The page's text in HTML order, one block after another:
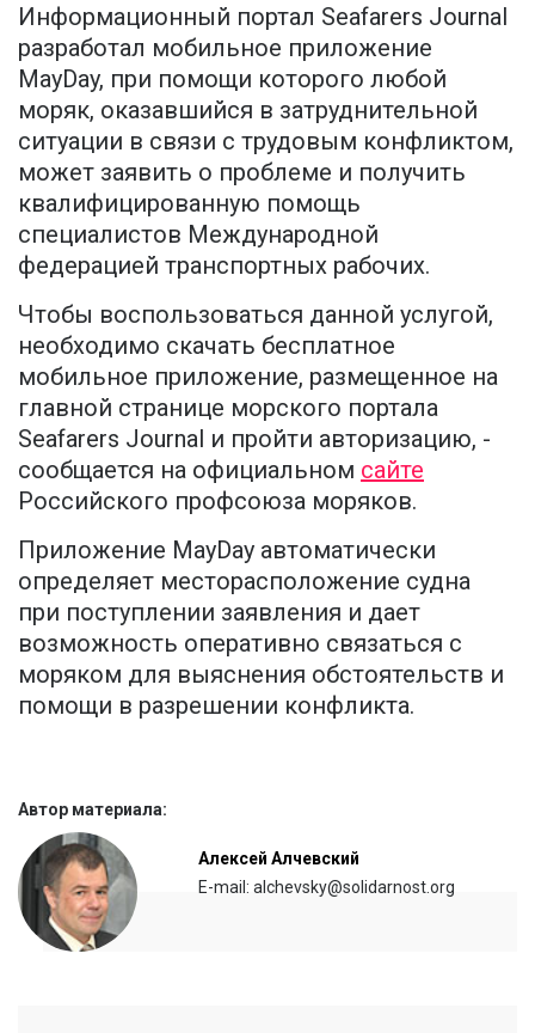
Информационный портал Seafarers Journal
разработал мобильное приложение
MayDay, при помощи которого любой
моряк, оказавшийся в затруднительной
ситуации в связи с трудовым конфликтом,
может заявить о проблеме и получить
квалифицированную помощь
специалистов Международной
федерацией транспортных рабочих.
Чтобы воспользоваться данной услугой,
необходимо скачать бесплатное
мобильное приложение, размещенное на
главной странице морского портала
Seafarers Journal и пройти авторизацию, -
сообщается на официальном сайте
Российского профсоюза моряков.
Приложение MayDay автоматически
определяет месторасположение судна
при поступлении заявления и дает
возможность оперативно связаться с
моряком для выяснения обстоятельств и
помощи в разрешении конфликта.
Автор материала:
Алексей Алчевский
E-mail: alchevsky@solidarnost.org